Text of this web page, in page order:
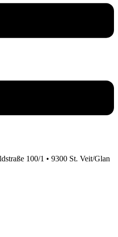
100/1 • 9300 St. Veit/Glan